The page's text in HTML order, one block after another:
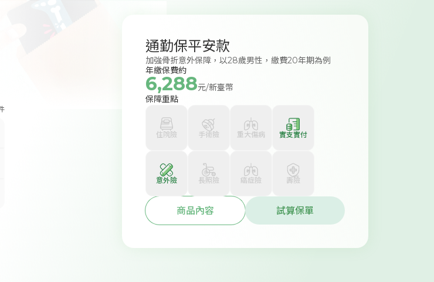
通勤保平安款
加強骨折意外保障，以28歲男性，繳費20年期為例
年繳保費約
6,288元/新臺幣
保障重點
住院險 手術險 重大傷病 實支實付
意外險 長照險 癌症險 壽險
商品內容 試算保單